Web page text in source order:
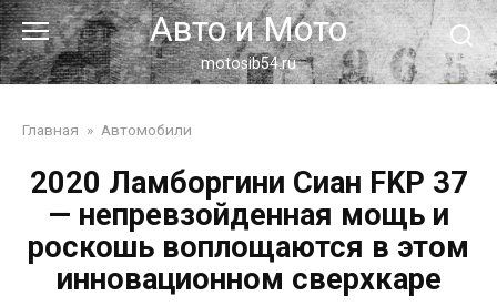
Перейти
к
контенту
Авто и Мото
motosib54.ru
Главная » Автомобили
2020 Ламборгини Сиан FKP 37
— непревзойденная мощь и
роскошь воплощаются в этом
инновационном сверхкаре